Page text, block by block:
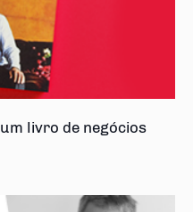
livro de negócios